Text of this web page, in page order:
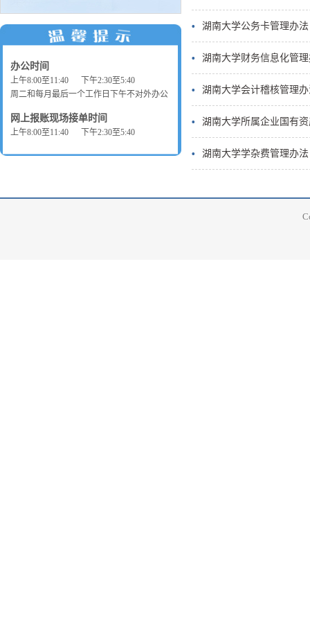
办公时间
上午8:00至11:40 下午2:30至5:40
周二和每月最后一个工作日下午不对外办公
网上报账现场接单时间
上午8:00至11:40 下午2:30至5:40
湖南大学公务卡管理办法
湖南大学财务信息化管
湖南大学会计稽核管理
湖南大学所属企业国有
湖南大学学杂费管理办法